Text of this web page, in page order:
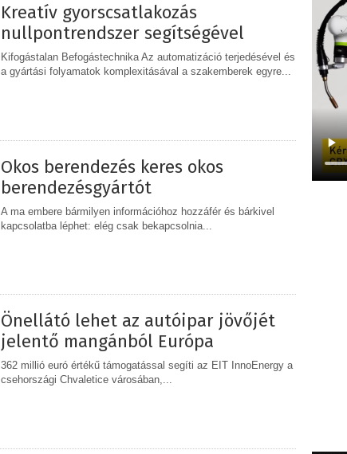
Kreatív gyorscsatlakozás
nullpontrendszer segítségével
Kifogástalan Befogástechnika Az automatizáció terjedésével és
a gyártási folyamatok komplexitásával a szakemberek egyre...
Okos berendezés keres okos
berendezésgyártót
A ma embere bármilyen információhoz hozzáfér és bárkivel
kapcsolatba léphet: elég csak bekapcsolnia...
Önellátó lehet az autóipar jövőjét
jelentő mangánból Európa
362 millió euró értékű támogatással segíti az EIT InnoEnergy a
csehországi Chvaletice városában,...